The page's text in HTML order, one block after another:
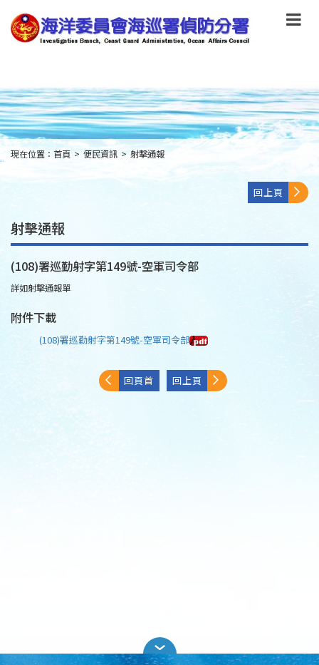
到
主
要
to
main
content
:::
現在位置： 首頁 > 便民資訊 > 射擊通報
回上頁
射擊通報
(108)署巡勤射字第149號-空軍司令部
詳如射擊通報單
附件下載
(108)署巡勤射字第149號-空軍司令部
回頁首 回上頁